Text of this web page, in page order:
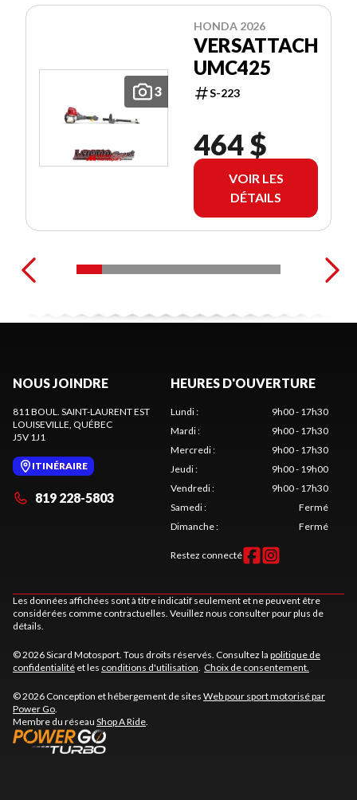
3
HONDA 2026
VERSATTACH
UMC425
S-223
464 $
VOIR LES
DÉTAILS
NOUS JOINDRE
811 BOUL. SAINT-LAURENT EST
LOUISEVILLE, QUÉBEC
J5V 1J1
ITINÉRAIRE
819 228-5803
HEURES D'OUVERTURE
Lundi:
9h00 - 17h30
Mardi:
9h00 - 17h30
Mercredi:
9h00 - 17h30
Jeudi:
9h00 - 19h00
Vendredi:
9h00 - 17h30
Samedi:
Fermé
Dimanche: Fermé
Restez connecté
Les données affichées sont à titre indicatif seulement et ne peuvent être
considérées comme contractuelles. Veuillez nous consulter pour plus de
détails.
© 2026 Sicard Motosport. Tous droits réservés. Consultez la politique de
confidentialité et les conditions d'utilisation. Choix de consentement.
© 2026 Conception et hébergement de sites Web pour sport motorisé par
Power Go.
Membre du réseau Shop A Ride.